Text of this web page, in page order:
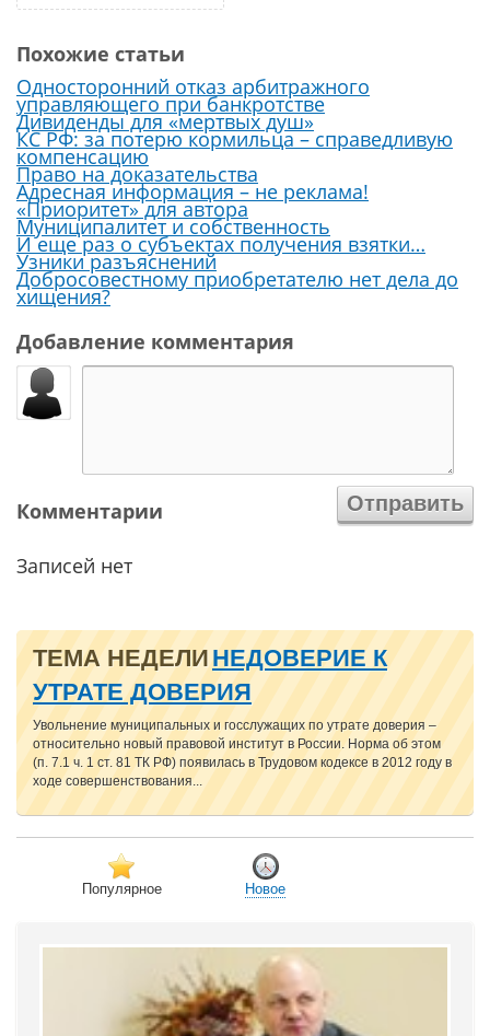
Похожие статьи
Односторонний отказ арбитражного
управляющего при банкротстве
Дивиденды для «мертвых душ»
КС РФ: за потерю кормильца – справедливую
компенсацию
Право на доказательства
Адресная информация – не реклама!
«Приоритет» для автора
Муниципалитет и собственность
И еще раз о субъектах получения взятки…
Узники разъяснений
Добросовестному приобретателю нет дела до
хищения?
Добавление комментария
Комментарии
Записей нет
ТЕМА НЕДЕЛИ НЕДОВЕРИЕ К
УТРАТЕ ДОВЕРИЯ
Увольнение муниципальных и госслужащих по утрате доверия –
относительно новый правовой институт в России. Норма об этом
(п. 7.1 ч. 1 ст. 81 ТК РФ) появилась в Трудовом кодексе в 2012 году в
ходе совершенствования...
Популярное Новое